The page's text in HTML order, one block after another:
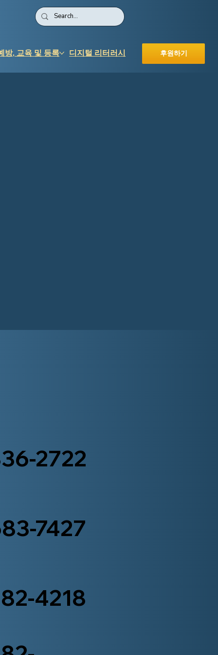
방, 교육 및 등록 디지털 리터러시 후원하기
2722
7427
4218